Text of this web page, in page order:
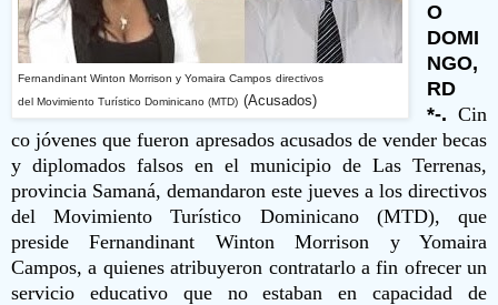
Fernandinant Winton Morrison y Yomaira Campos directivos
del Movimiento Turístico Dominicano (MTD) (Acusados)
O
DOMI
NGO,
RD
*-. Cin
co jóvenes que fueron apresados acusados de vender becas
y diplomados falsos en el municipio de Las Terrenas,
provincia Samaná, demandaron este jueves a los directivos
del Movimiento Turístico Dominicano (MTD), que
preside Fernandinant Winton Morrison y Yomaira
Campos, a quienes atribuyeron contratarlo a fin ofrecer un
servicio educativo que no estaban en capacidad de